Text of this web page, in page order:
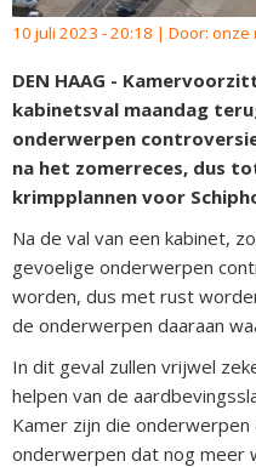
10 juli 2023 - 20:18 | Door: onze
DEN HAAG -
kabinetsval maandag
onderwerpen
na het zomerreces, dus
krimpplannen voor
Na de val van een kabinet,
gevoelige onderwerpen
worden, dus met rust
de onderwerpen daaraan
In dit geval zullen vrijwel
helpen van de
Kamer zijn die onderwerpen
onderwerpen dat nog meer